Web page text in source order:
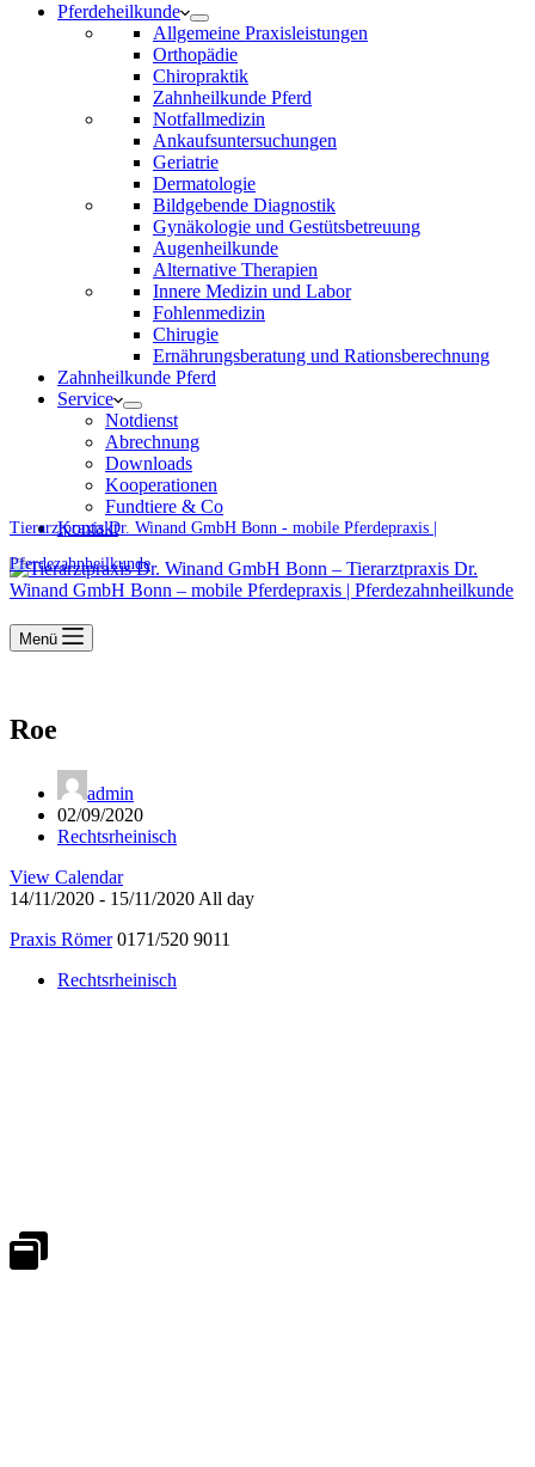
Pferdeheilkunde
Allgemeine Praxisleistungen
Orthopädie
Chiropraktik
Zahnheilkunde Pferd
Notfallmedizin
Ankaufsuntersuchungen
Geriatrie
Dermatologie
Bildgebende Diagnostik
Gynäkologie und Gestütsbetreuung
Augenheilkunde
Alternative Therapien
Innere Medizin und Labor
Fohlenmedizin
Chirugie
Ernährungsberatung und Rationsberechnung
Zahnheilkunde Pferd
Service
Notdienst
Abrechnung
Downloads
Kooperationen
Fundtiere & Co
Kontakt
Tierarztpraxis Dr. Winand GmbH Bonn - mobile Pferdepraxis |
Pferdezahnheilkunde
Menü
Roe
admin
02/09/2020
Rechtsrheinisch
View Calendar
14/11/2020 - 15/11/2020 All day
Praxis Römer0171/520 9011
Rechtsrheinisch